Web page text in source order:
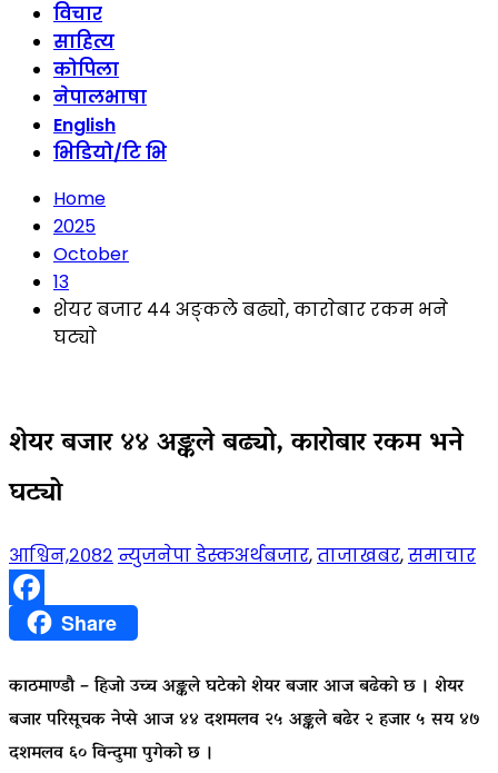
विचार
साहित्य
कोपिला
नेपालभाषा
English
भिडियो/टि भि
Home
2025
October
13
शेयर बजार ४४ अङ्कले बढ्याे, काराेबार रकम भने
घट्याे
शेयर बजार ४४ अङ्कले बढ्याे, काराेबार रकम भने
घट्याे
आश्विन,२०८२ न्युजनेपा डेस्कअर्थबजार,ताजाखबर,समाचार
FacebookShare
काठमाण्डाै – हिजो उच्च अङ्कले घटेको शेयर बजार आज बढेको छ । शेयर
बजार परिसूचक नेप्से आज ४४ दशमलव २५ अङ्कले बढेर २ हजार ५ सय ४७
दशमलव ६० विन्दुमा पुगेको छ ।